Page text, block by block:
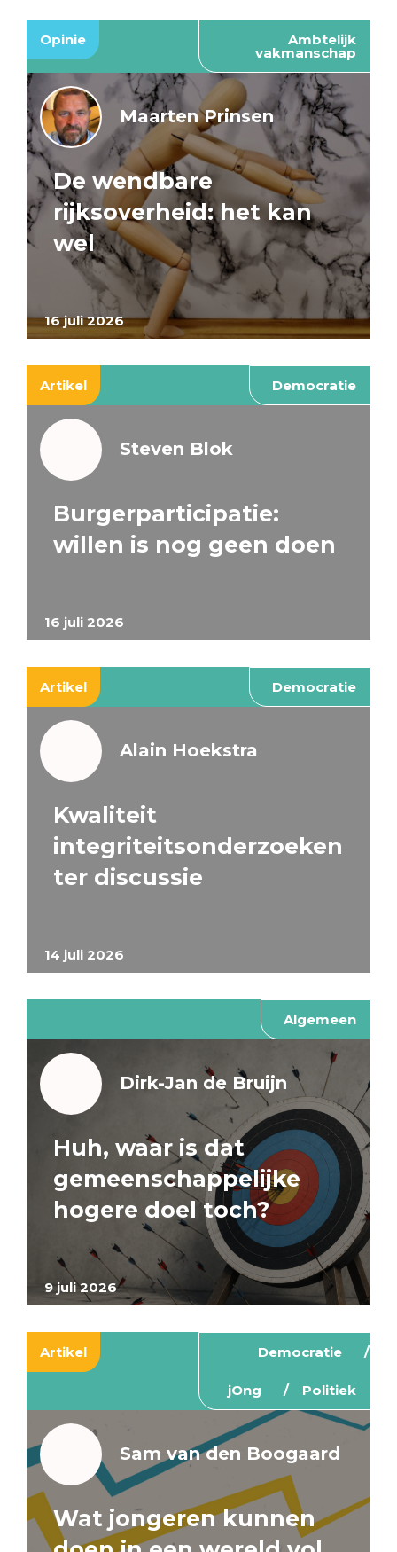
Opinie Ambtelijk
vakmanschap
16 juli 2026
Maarten Prinsen
De wendbare
rijksoverheid: het kan
wel
Artikel Democratie
16 juli 2026
Steven Blok
Burgerparticipatie:
willen is nog geen doen
Artikel Democratie
14 juli 2026
Alain Hoekstra
Kwaliteit
integriteitsonderzoeken
ter discussie
Algemeen
9 juli 2026
Dirk-Jan de Bruijn
Huh, waar is dat
gemeenschappelijke
hogere doel toch?
Artikel Democratie
jOng Politiek
Sam van den Boogaard
Wat jongeren kunnen